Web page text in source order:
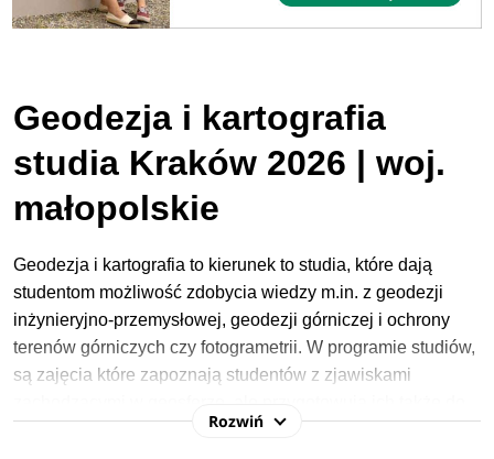
Geodezja i kartografia
studia Kraków 2026 | woj.
małopolskie
Geodezja i kartografia to kierunek to studia, które dają
studentom możliwość zdobycia wiedzy m.in. z geodezji
inżynieryjno-przemysłowej, geodezji górniczej i ochrony
terenów górniczych czy fotogrametrii. W programie studiów,
są zajęcia które zapoznają studentów z zjawiskami
pracy z nowoczesnymi urządzeniami pomiarowymi.
Rozwiń